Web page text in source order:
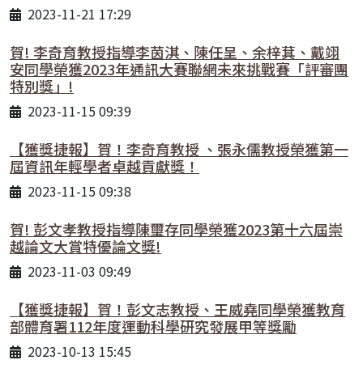
2023-11-21 17:29
賀! 李奇育教授指導李茵淇、陳任呈、余梓萁、戴翊
安同學榮獲2023年通訊大賽聯網未來挑戰賽「評審團
特別獎」!
2023-11-15 09:39
【獲獎捷報】賀！李奇育教授 、張永儒教授榮獲第一
屆資訊年輕學者卓越貢獻獎！
2023-11-15 09:38
賀! 彭文孝教授指導陳璽存同學榮獲2023第十六屆崇
越論文大賞特優論文獎!
2023-11-03 09:49
【獲獎捷報】賀！彭文志教授、王威堯同學榮獲教育
部體育署112年度運動科學研究發展甲等獎勵
2023-10-13 15:45